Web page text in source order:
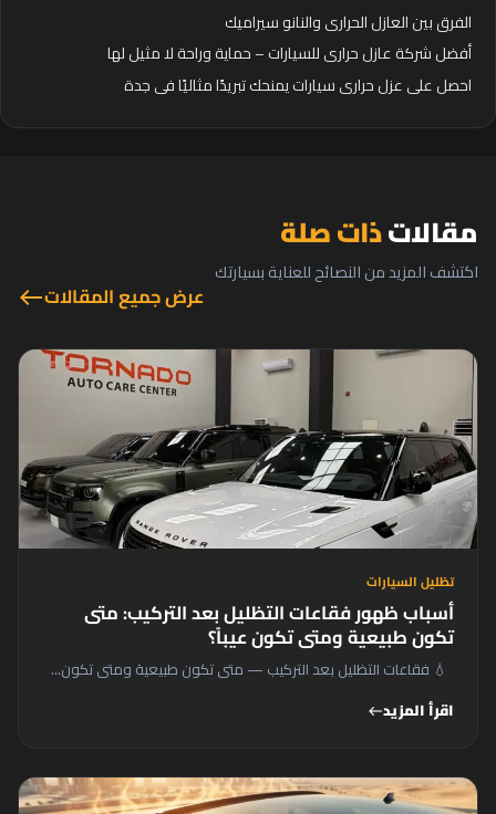
الفرق بين العازل الحراري والنانو سيراميك
أفضل شركة عازل حراري للسيارات – حماية وراحة لا مثيل لها
احصل على عزل حراري سيارات يمنحك تبريدًا مثاليًا في جدة
مقالاتذات صلة
اكتشف المزيد من النصائح للعناية بسيارتك
عرض جميع المقالاتwest
تظليل السيارات
أسباب ظهور فقاعات التظليل بعد التركيب: متى
تكون طبيعية ومتى تكون عيباً؟
💧 فقاعات التظليل بعد التركيب — متى تكون طبيعية ومتى تكون...
اقرأ المزيدwest